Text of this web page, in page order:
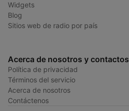
Widgets
Blog
Sitios web de radio por país
Acerca de nosotros y contactos
Política de privacidad
Términos del servicio
Acerca de nosotros
Contáctenos